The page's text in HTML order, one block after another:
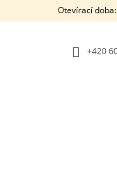
Otevírací
+420‭
O